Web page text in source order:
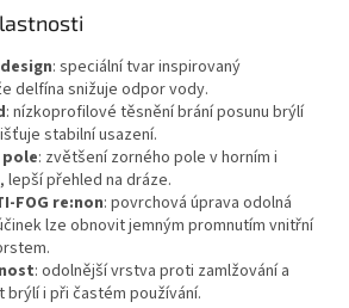
: speciální tvar inspirovaný
delfína snižuje odpor vody.
: nízkoprofilové těsnění brání posunu brýlí
stabilní usazení.
: zvětšení zorného pole v horním i
lepší přehled na dráze.
FOG re:non: povrchová úprava odolná
lze obnovit jemným promnutím vnitřní
: odolnější vrstva proti zamlžování a
i při častém používání.